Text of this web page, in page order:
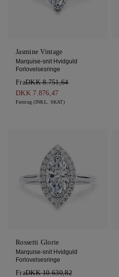
Jasmine Vintage
Marquise-snit Hvidguld
Forlovelsesringe
FraDKK 8.751,64
DKK 7.876,47
Fatning (INKL. SKAT)
Rossetti Glorie
Marquise-snit Hvidguld
Forlovelsesringe
FraDKK 10.630,82